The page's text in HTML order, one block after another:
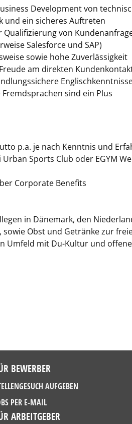
Development von
und ein sicheres Auftreten
von
Salesforce und SAP)
sowie hohe Zuverlässigkeit
am direkten
sind ein Plus
p.a. je nach Kenntnis und
Sports Club oder EGYM
Corporate Benefits
in Dänemark, den
Obst und Getränke zur
Umfeld mit Du-Kultur und
BEWERBER
AUFGEBEN
PER E-MAIL
ARBEITGEBER